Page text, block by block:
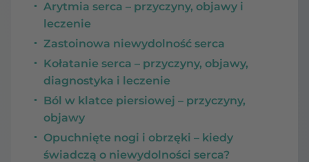
Arytmia serca – przyczyny, objawy i
leczenie
Zastoinowa niewydolność serca
Kołatanie serca – przyczyny, objawy,
diagnostyka i leczenie
Ból w klatce piersiowej – przyczyny,
objawy
Opuchnięte nogi i obrzęki – kiedy
świadczą o niewydolności serca?